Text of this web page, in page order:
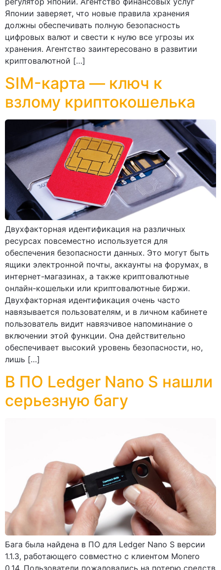
Японии заверяет, что новые правила хранения
должны обеспечивать полную безопасность
цифровых валют и свести к нулю все угрозы их
хранения. Агентство заинтересовано в развитии
криптовалютной […]
SIM-карта — ключ к
взлому криптокошелька
Двухфакторная идентификация на различных
ресурсах повсеместно используется для
обеспечения безопасности данных. Это могут быть
ящики электронной почты, аккаунты на форумах, в
интернет-магазинах, а также криптовалютные
онлайн-кошельки или криптовалютные биржи.
Двухфакторная идентификация очень часто
навязывается пользователям, и в личном кабинете
пользователь видит навязчивое напоминание о
включении этой функции. Она действительно
обеспечивает высокий уровень безопасности, но,
лишь […]
В ПО Ledger Nano S нашли
серьезную багу
Бага была найдена в ПО для Ledger Nano S версии
1.1.3, работающего совместно с клиентом Monero
0.14. Пользователи пожаловались на потерю средств